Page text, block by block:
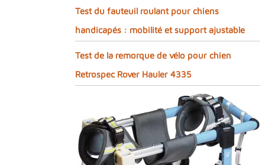
Test du fauteuil roulant pour chiens
handicapés : mobilité et support ajustable
Test de la remorque de vélo pour chien
Retrospec Rover Hauler 4335